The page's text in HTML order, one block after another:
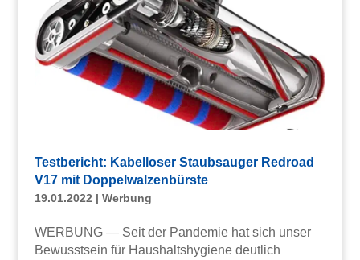
Testbericht: Kabelloser Staubsauger Redroad
V17 mit Doppelwalzenbürste
19.01.2022| Werbung
WERBUNG — Seit der Pandemie hat sich unser
Bewusstsein für Haushaltshygiene deutlich